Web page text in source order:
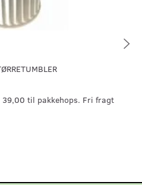
39,00 til pakkehops. Fri fragt